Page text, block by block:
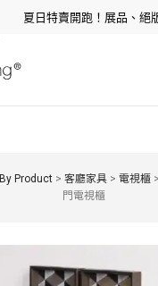
夏日特賣開跑！展品、絕版
By Product> 客廳家具> 電視櫃>
門電視櫃